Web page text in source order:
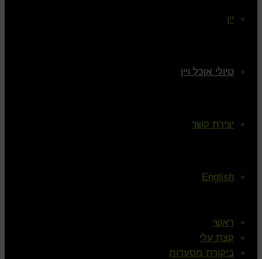
יין
טיולי אוכל ויין
יצירת קשר
English
ראשי
קצת עלי
ביקורת מסעדות